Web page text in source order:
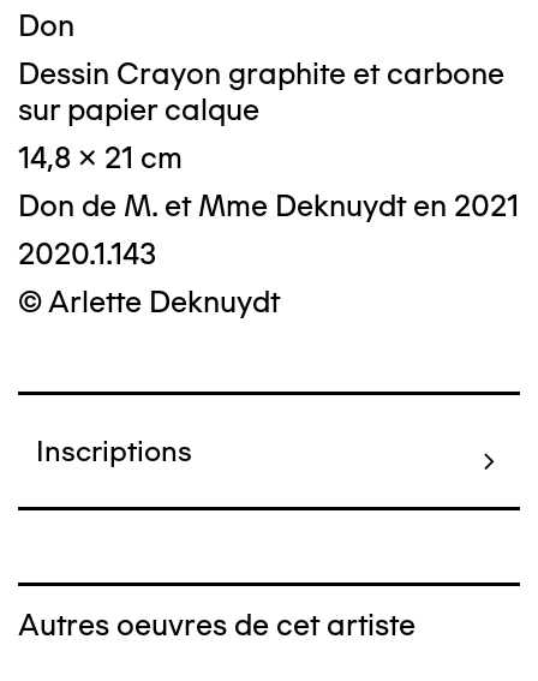
Don
Dessin Crayon graphite et carbone
sur papier calque
14,8 x 21 cm
Don de M. et Mme Deknuydt en 2021
2020.1.143
© Arlette Deknuydt
Inscriptions
Autres oeuvres de cet artiste